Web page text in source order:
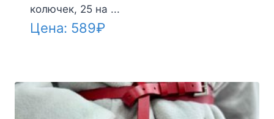
колючек, 25 на ...
Цена: 589₽